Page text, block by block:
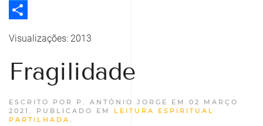
Twitter
Visualizações: 2013
Fragilidade
ESCRITO POR P. ANTÓNIO JORGE EM 02 MARÇO
2021 . PUBLICADO EM LEITURA ESPIRITUAL
PARTILHADA .